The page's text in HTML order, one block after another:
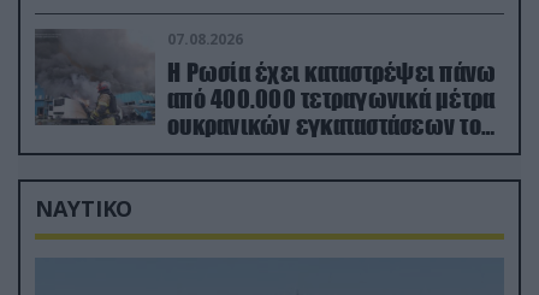
εγκαταστάσεις στα Ουράλια
07.08.2026
Η Ρωσία έχει καταστρέψει πάνω
από 400.000 τετραγωνικά μέτρα
ουκρανικών εγκαταστάσεων τον
Ιούλιο
ΝΑΥΤΙΚΟ